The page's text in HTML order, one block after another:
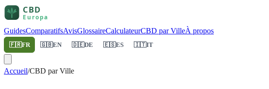
GuidesComparatifsAvisGlossaireCalculateurCBD par VilleÀ propos
🇫🇷FR 🇬🇧EN 🇩🇪DE 🇪🇸ES 🇮🇹IT
Accueil/CBD par Ville